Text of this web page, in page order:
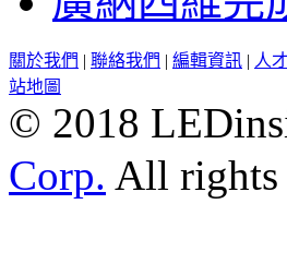
關於我們 | 聯絡我們 | 編輯資訊 | 人
站地圖
© 2018
Corp. All rights